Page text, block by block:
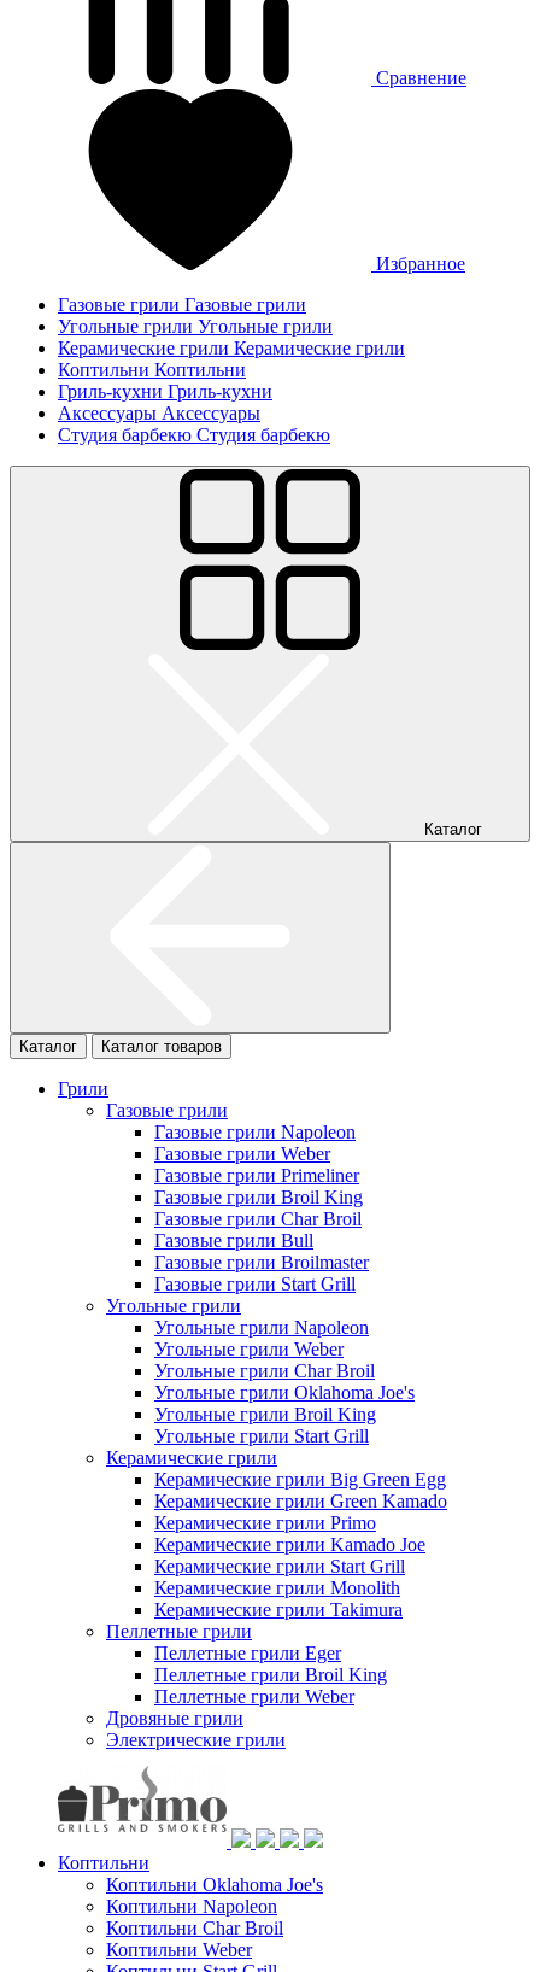
Сравнение
Избранное
Газовые грили Газовые грили
Угольные грили Угольные грили
Керамические грили Керамические грили
Коптильни Коптильни
Гриль-кухни Гриль-кухни
Аксессуары Аксессуары
Студия барбекю Студия барбекю
Каталог
Каталог Каталог товаров
Грили
Газовые грили
Газовые грили Napoleon
Газовые грили Weber
Газовые грили Primeliner
Газовые грили Broil King
Газовые грили Char Broil
Газовые грили Bull
Газовые грили Broilmaster
Газовые грили Start Grill
Угольные грили
Угольные грили Napoleon
Угольные грили Weber
Угольные грили Char Broil
Угольные грили Oklahoma Joe's
Угольные грили Broil King
Угольные грили Start Grill
Керамические грили
Керамические грили Big Green Egg
Керамические грили Green Kamado
Керамические грили Primo
Керамические грили Kamado Joe
Керамические грили Start Grill
Керамические грили Monolith
Керамические грили Takimura
Пеллетные грили
Пеллетные грили Eger
Пеллетные грили Broil King
Пеллетные грили Weber
Дровяные грили
Электрические грили
Коптильни
Коптильни Oklahoma Joe's
Коптильни Napoleon
Коптильни Char Broil
Коптильни Weber